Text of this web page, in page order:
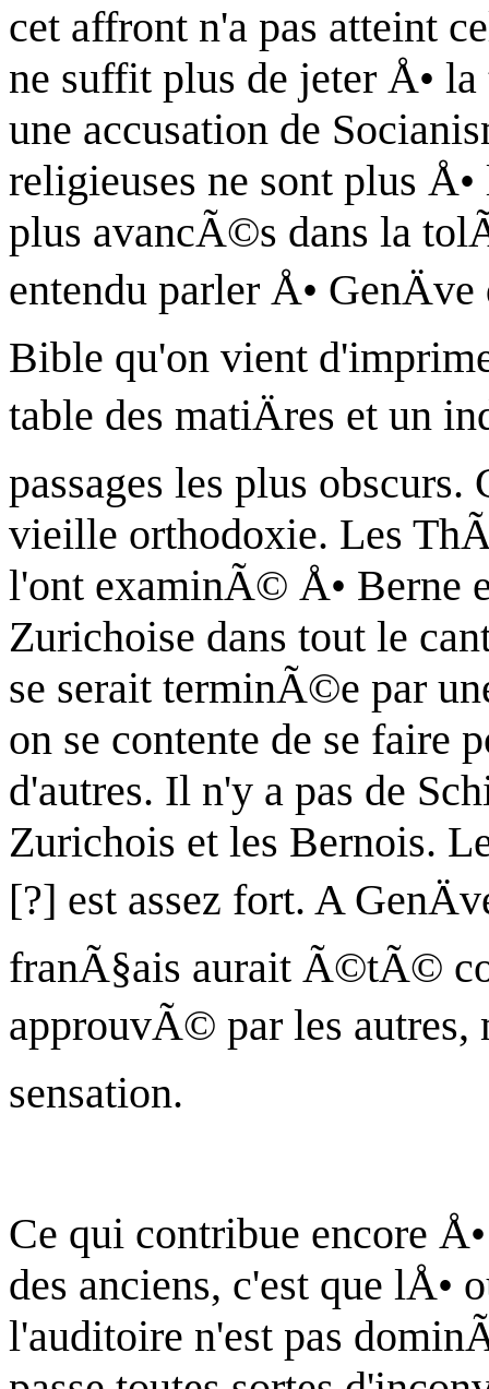
cet affront n'a pas atteint
ne suffit plus de jeter Å•
une accusation de
religieuses ne sont plus
plus avancÃ©s dans la
entendu parler Å•
Bible qu'on vient
table des matiÄres et un
passages les plus
vieille orthodoxie. Les
l'ont examinÃ© Å• Berne
Zurichoise dans tout le
se serait terminÃ©e par
on se contente de se faire
d'autres. Il n'y a pas de
Zurichois et les Bernois.
[?] est assez fort. A
franÃ§ais aurait Ã©tÃ©
approuvÃ© par les autres,
sensation.
Ce qui contribue encore
des anciens, c'est que lÅ•
l'auditoire n'est pas